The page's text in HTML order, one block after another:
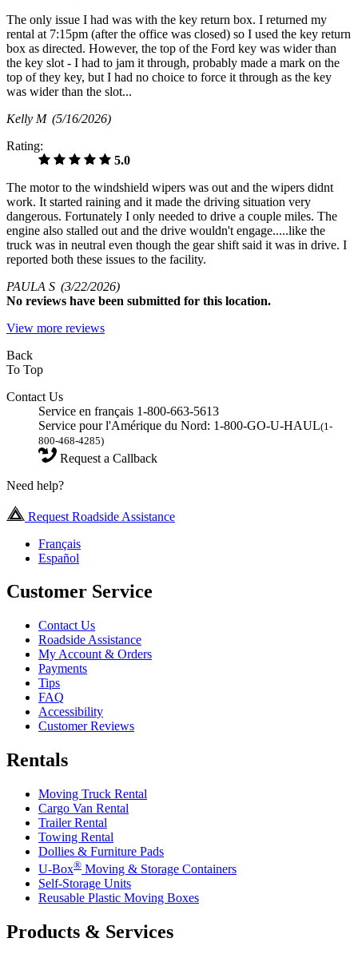
The only issue I had was with the key return box. I returned my
rental at 7:15pm (after the office was closed) so I used the key return
box as directed. However, the top of the Ford key was wider than
the key slot - I had to jam it through, probably made a mark on the
top of they key, but I had no choice to force it through as the key
was wider than the slot...
Kelly M (5/16/2026)
Rating:
5.0
The motor to the windshield wipers was out and the wipers didnt
work. It started raining and it made the driving situation very
dangerous. Fortunately I only needed to drive a couple miles. The
engine also stalled out and the drive wouldn't engage.....like the
truck was in neutral even though the gear shift said it was in drive. I
reported both these issues to the facility.
PAULA S (3/22/2026)
No reviews have been submitted for this location.
View more reviews
Back
To Top
Contact Us
Service en français 1-800-663-5613
Service pour l'Amérique du Nord: 1-800-GO-U-HAUL(1-
800-468-4285)
Request a Callback
Need help?
Request Roadside Assistance
Français
Español
Customer Service
Contact Us
Roadside Assistance
My Account & Orders
Payments
Tips
FAQ
Accessibility
Customer Reviews
Rentals
Moving Truck Rental
Cargo Van Rental
Trailer Rental
Towing Rental
Dollies & Furniture Pads
U-Box® Moving & Storage Containers
Self-Storage Units
Reusable Plastic Moving Boxes
Products & Services